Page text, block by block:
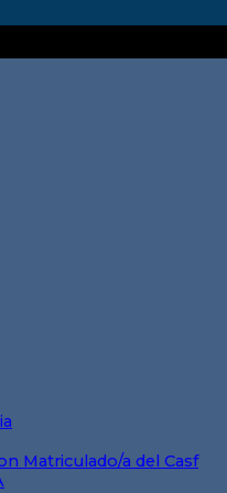
Matriculado/a del Casf